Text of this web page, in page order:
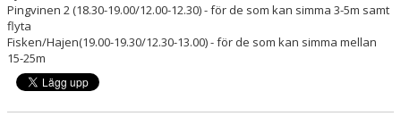
Pingvinen 2 (18.30-19.00/12.00-12.30) - för de som kan simma 3-5m samt
flyta
Fisken/Hajen(19.00-19.30/12.30-13.00) - för de som kan simma mellan
15-25m